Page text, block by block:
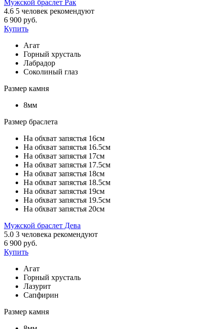
Мужской браслет Рак
4.6 5 человек рекомендуют
6 900 руб.
Купить
Агат
Горный хрусталь
Лабрадор
Соколиный глаз
Размер камня
8мм
Размер браслета
На обхват запястья 16см
На обхват запястья 16.5см
На обхват запястья 17см
На обхват запястья 17.5см
На обхват запястья 18см
На обхват запястья 18.5см
На обхват запястья 19см
На обхват запястья 19.5см
На обхват запястья 20см
Мужской браслет Дева
5.0 3 человека рекомендуют
6 900 руб.
Купить
Агат
Горный хрусталь
Лазурит
Сапфирин
Размер камня